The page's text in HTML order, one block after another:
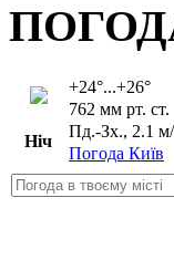
+24°...+26°
762 мм рт. ст.
Пд.-Зх., 2.1
Погода Київ
Ніч